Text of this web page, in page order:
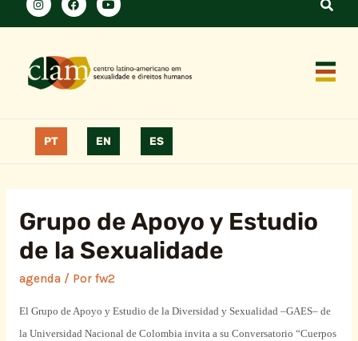
PT EN ES
Grupo de Apoyo y Estudio
de la Sexualidade
agenda/ Por fw2
El Grupo de Apoyo y Estudio de la Diversidad y Sexualidad –GAES– de
la Universidad Nacional de Colombia invita a su Conversatorio “Cuerpos